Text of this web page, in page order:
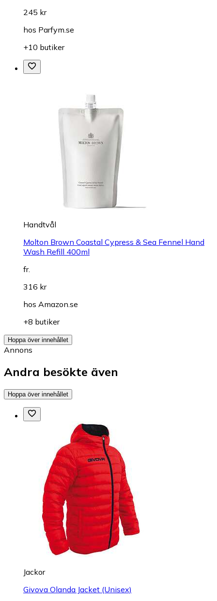
245 kr
hos Parfym.se
+10 butiker
Handtvål
Molton Brown Coastal Cypress & Sea Fennel Hand
Wash Refill 400ml
fr.
316 kr
hos Amazon.se
+8 butiker
Hoppa över innehållet
Annons
Andra besökte även
Hoppa över innehållet
Jackor
Givova Olanda Jacket (Unisex)